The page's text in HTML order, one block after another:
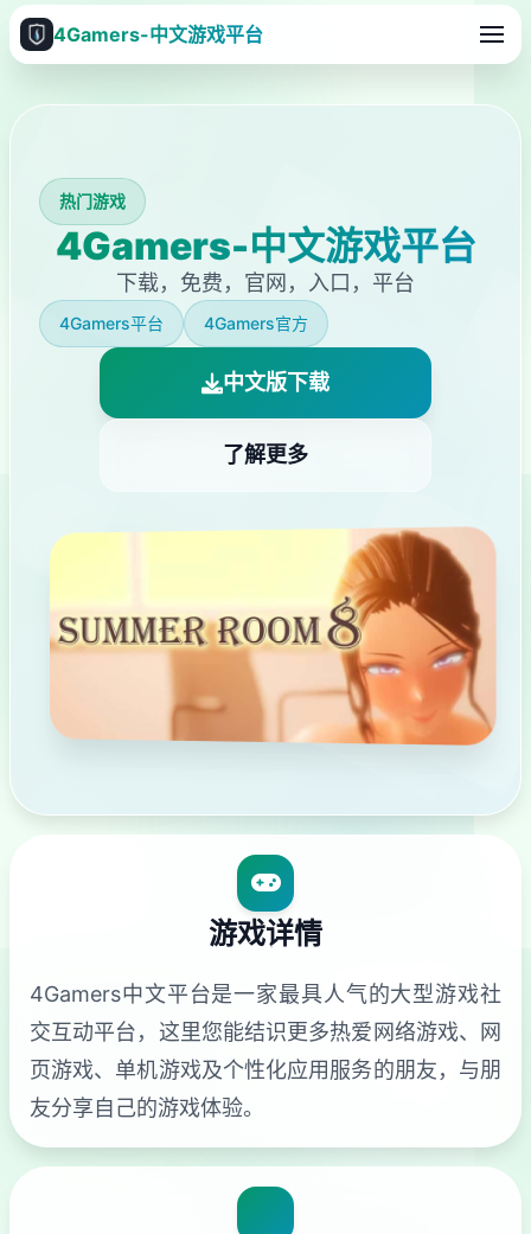
4Gamers-中文游戏平台
热门游戏
4Gamers-中文游戏平台
下载，免费，官网，入口，平台
4Gamers平台 4Gamers官方
中文版下载
了解更多
游戏详情
4Gamers中文平台是一家最具人气的大型游戏社
交互动平台，这里您能结识更多热爱网络游戏、网
页游戏、单机游戏及个性化应用服务的朋友，与朋
友分享自己的游戏体验。